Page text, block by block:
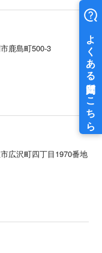
鹿島町500-3
広沢町四丁目1970番地